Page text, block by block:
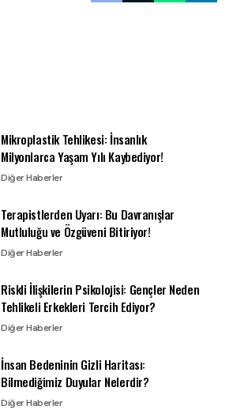
Mikroplastik Tehlikesi: İnsanlık
Milyonlarca Yaşam Yılı Kaybediyor!
Diğer Haberler
Terapistlerden Uyarı: Bu Davranışlar
Mutluluğu ve Özgüveni Bitiriyor!
Diğer Haberler
Riskli İlişkilerin Psikolojisi: Gençler Neden
Tehlikeli Erkekleri Tercih Ediyor?
Diğer Haberler
İnsan Bedeninin Gizli Haritası:
Bilmediğimiz Duyular Nelerdir?
Diğer Haberler